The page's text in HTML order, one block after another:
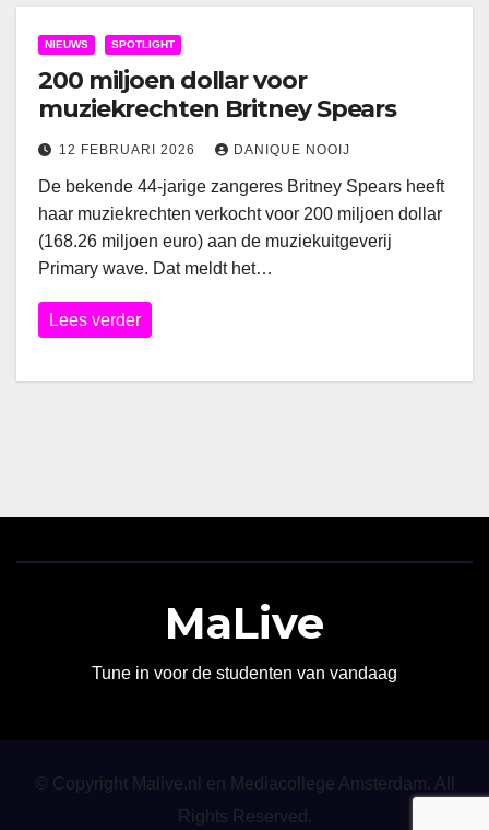
NIEUWS SPOTLIGHT
200 miljoen dollar voor
muziekrechten Britney Spears
12 FEBRUARI 2026 DANIQUE NOOIJ
De bekende 44-jarige zangeres Britney Spears heeft
haar muziekrechten verkocht voor 200 miljoen dollar
(168.26 miljoen euro) aan de muziekuitgeverij
Primary wave. Dat meldt het…
Lees verder
MaLive
Tune in voor de studenten van vandaag
© Copyright Malive.nl en Mediacollege Amsterdam. All
Rights Reserved.